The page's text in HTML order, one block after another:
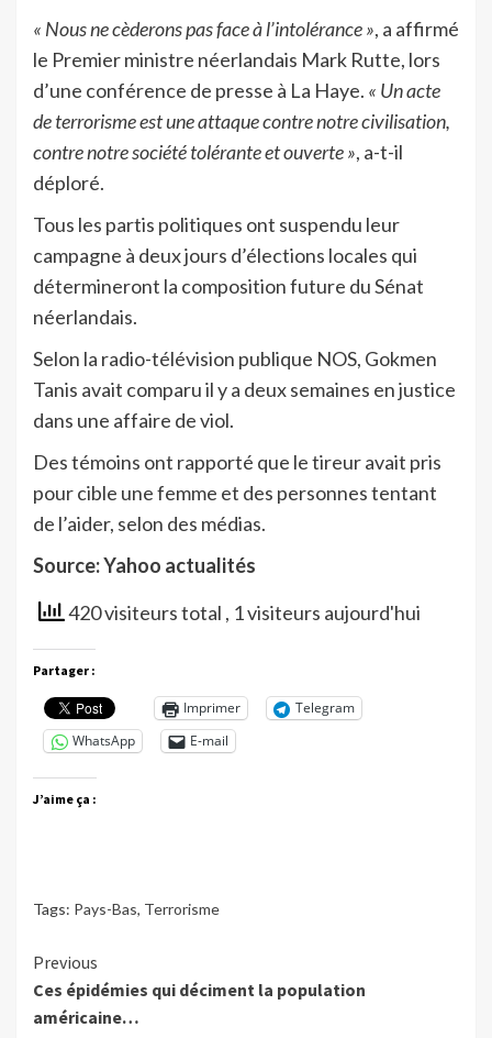
« Nous ne cèderons pas face à l’intolérance », a affirmé
le Premier ministre néerlandais Mark Rutte, lors
d’une conférence de presse à La Haye. « Un acte
de terrorisme est une attaque contre notre civilisation,
contre notre société tolérante et ouverte », a-t-il
déploré.
Tous les partis politiques ont suspendu leur
campagne à deux jours d’élections locales qui
détermineront la composition future du Sénat
néerlandais.
Selon la radio-télévision publique NOS, Gokmen
Tanis avait comparu il y a deux semaines en justice
dans une affaire de viol.
Des témoins ont rapporté que le tireur avait pris
pour cible une femme et des personnes tentant
de l’aider, selon des médias.
Source: Yahoo actualités
420 visiteurs total , 1 visiteurs aujourd'hui
Partager :
Imprimer
Telegram
WhatsApp
E-mail
J’aime ça :
Tags: Pays-Bas, Terrorisme
Continue
Reading
Previous
Ces épidémies qui déciment la population
américaine…